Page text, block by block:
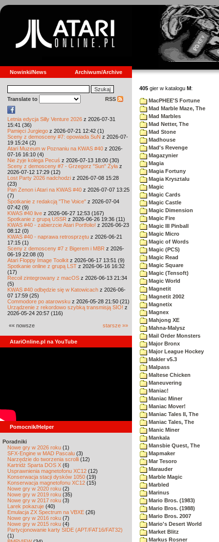
Nowinki/News Archiwum/Archive
Translate to RSS
Letnia edycja Silly Venture 2026 z 2026-07-31
15:41 (36)
Pamięci Jurgiego z 2026-07-21 12:42 (1)
Sceny z demosceny #7: opowiada SuN z 2026-07-
19 15:24 (2)
Atari Muzeum w Poznaniu na KWAS #40 z 2026-
07-16 16:10 (4)
Nie żyje kolega Pecuś z 2026-07-13 18:00 (30)
Sceny z demosceny #7 - Grzegorz "Sun" Żyła z
2026-07-12 17:29 (12)
Lost Party 2026 nadchodzi z 2026-07-08 15:28
(23)
Pan Zenon i Atari na KWAS #40 z 2026-07-07 13:25
(7)
Spotkanie z redakcją "The Voice" z 2026-07-04
07:42 (9)
KWAS #40 live z 2026-06-27 12:53 (167)
Spotkanie z grupą USSR z 2026-06-26 19:36 (11)
KWAS #40 - zabierzcie Atari Portfolio! z 2026-06-23
08:12 (0)
KWAS #40 - naprawa retrosprzętu z 2026-06-21
17:15 (1)
Sceny z demosceny #7 z Bigerem i MBR z 2026-
06-19 22:08 (0)
Atari Floppy Image Toolkit z 2026-06-17 13:51 (9)
Spotkanie online z grupą LST z 2026-06-16 16:32
(17)
Recoil zintegrowany z macOS z 2026-06-13 21:34
(5)
KWAS #40 odbędzie się w Katowicach z 2026-06-
07 17:59 (25)
Commodore po atarowsku z 2026-05-28 21:50 (21)
Urządzenie z rekordowo szybką transmisją SIO! z
2026-05-24 20:57 (116)
«« nowsze starsze »»
AtariOnline.pl na YouTube
Pomocnik/Helper
Poradniki
Nowe gry w 2026 roku (1)
SFX-Engine w MAD Pascalu (3)
Narzędzie do tworzenia scrolli (12)
Kartridż Sparta DOS X (6)
Usprawnienia magnetofonu XC12 (12)
Konserwacja stacji dysków 1050 (19)
Konserwacja magnetofonu XC12 (15)
Nowe gry w 2020 roku (2)
Nowe gry w 2019 roku (35)
Nowe gry w 2017 roku (3)
Larek pokazuje (40)
Emulacja ZX Spectrum na VBXE (26)
Nowe gry w 2016 roku (7)
Nowe gry w 2015 roku (4)
Partycjonowanie karty SIDE (APT/FAT16/FAT32)
(1)
405 gier w katalogu M:
MacPHEE'S Fortune
Mad Marble Maze, The
Mad Marbles
Mad Netter, The
Mad Stone
Madhouse
Mad's Revenge
Magazynier
Magia
Magia Fortuny
Magia Krysztalu
Magic
Magic Cards
Magic Castle
Magic Dimension
Magic Fire
Magic III Pinball
Magic Micro
Magic of Words
Magic (PCS)
Magic Read
Magic Square
Magic (Tensoft)
Magic World
Magnetit
Magnetit 2002
Magnetix
Magnex
Mahjong XE
Mahna-Malysz
Mail Order Monsters
Major Bronx
Major League Hockey
Makler v5.3
Malpass
Maltese Chicken
Maneuvering
Maniac!
Maniac Miner
Maniac Mover!
Maniac Tales II, The
Maniac Tales, The
Manic Miner
Mankala
Mansbie Quest, The
Mapmaker
Mar Tesoro
Marauder
Marble Magic
Marbled
Marinus
Mario Bros. (1983)
Mario Bros. (1988)
Mario Bros. 2007
Mario's Desert World
Market Blitz
Markus Rosner